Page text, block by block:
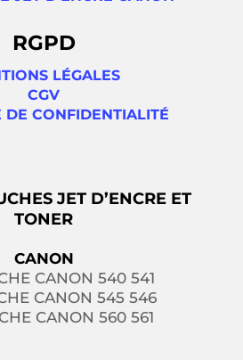
RGPD
LÉGALES
CGV
DE CONFIDENTIALITÉ
JET D’ENCRE ET
TONER
CANON
CANON 540 541
CANON 545 546
CANON 560 561